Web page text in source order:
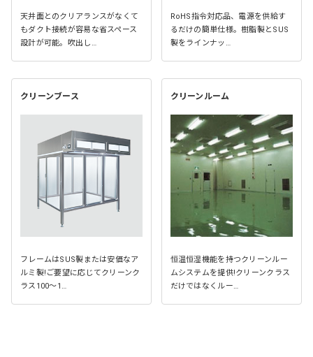
天井面とのクリアランスがなくて
もダクト接続が容易な省スペース
設計が可能。吹出し…
RoHS指令対応品、電源を供給す
るだけの簡単仕様。樹脂製とSUS
製をラインナッ…
クリーンブース
フレームはSUS製または安価なア
ルミ製!ご要望に応じてクリーンク
ラス100～1…
クリーンルーム
恒温恒湿機能を持つクリーンルー
ムシステムを提供!クリーンクラス
だけではなくルー…